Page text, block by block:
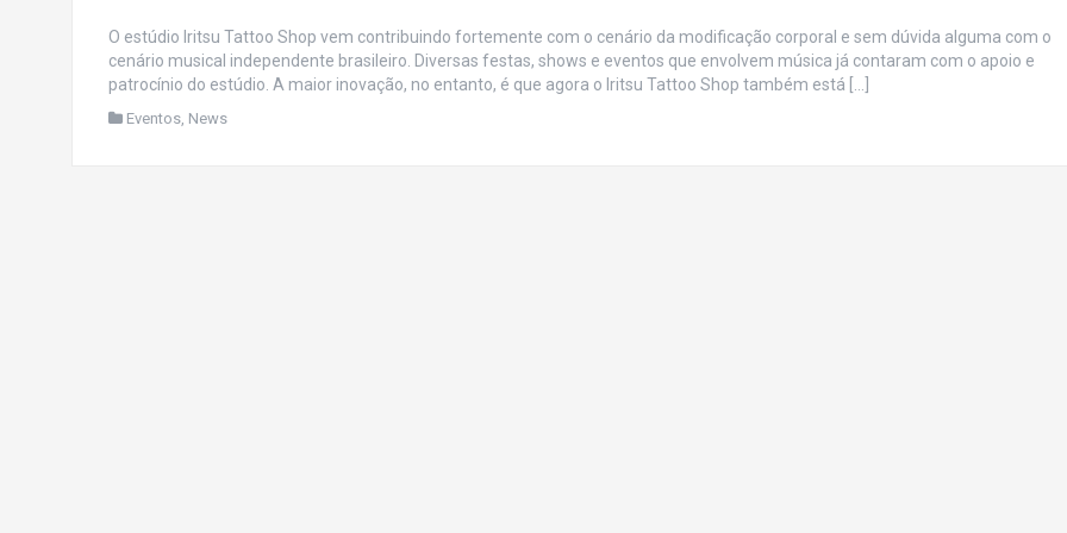
O estúdio Iritsu Tattoo Shop vem contribuindo fortemente com o cenário da modificação corporal e sem dúvida alguma com o
cenário musical independente brasileiro. Diversas festas, shows e eventos que envolvem música já contaram com o apoio e
patrocínio do estúdio. A maior inovação, no entanto, é que agora o Iritsu Tattoo Shop também está […]
Eventos, News